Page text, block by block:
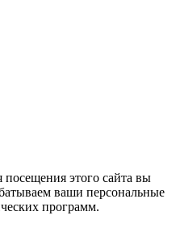
этого сайта вы
ваши персональные
программ.